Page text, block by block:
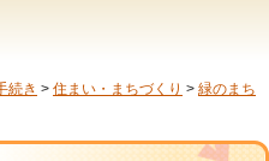
続き > 住まい・まちづくり > 緑のまち